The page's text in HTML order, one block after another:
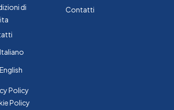
di
Italiano
English
Policy
Policy
Contatti